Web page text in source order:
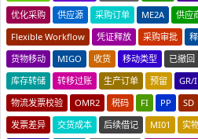
优化采购
供应源 采购订单 ME2A 供应
Flexible Workflow
凭证释放 采购审批
货物移动
MIGO 收货 移动类型 已撤回
库存转储
转移过账 生产订单 预留 GR/
物流发票校验
OMR2 税码 FI PP SD
发票差异
交货成本 后续借记 MI01 实